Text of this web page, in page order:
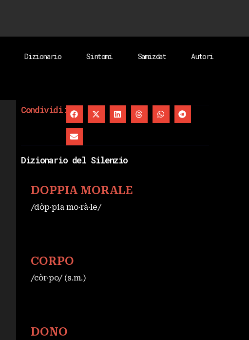
Dizionario Sintomi Samizdat Autori
Condividi:
Dizionario del Silenzio
DOPPIA MORALE
/dòp·pia mo·rà·le/
CORPO
/còr·po/ (s.m.)
DONO